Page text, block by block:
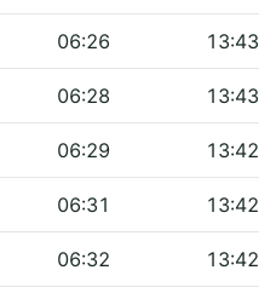
06:26 13:43
06:28 13:43
06:29 13:42
06:31 13:42
06:32 13:42